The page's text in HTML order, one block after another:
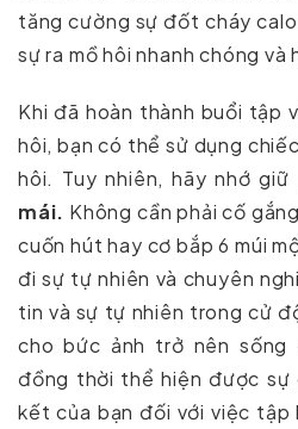
tăng cường sự đốt cháy
sự ra mồ hôi nhanh chóng và
Khi đã hoàn thành buổi tập
hôi, bạn có thể sử dụng
hôi. Tuy nhiên, hãy nhớ giữ
mái. Không cần phải cố
cuốn hút hay cơ bắp 6 múi
đi sự tự nhiên và chuyên
tin và sự tự nhiên trong cử
cho bức ảnh trở nên sống
đồng thời thể hiện được sự
kết của bạn đối với việc tập